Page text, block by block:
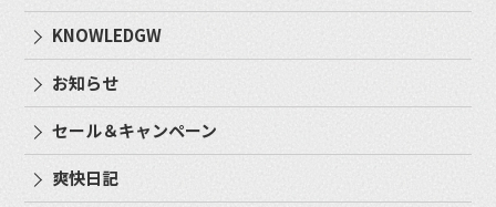
KNOWLEDGW
お知らせ
セール＆キャンペーン
爽快日記